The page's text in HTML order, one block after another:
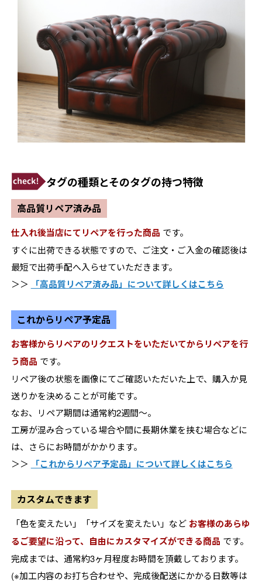
タグの種類とそのタグの持つ特徴
高品質リペア済み品
仕入れ後当店にてリペアを行った商品 です。
すぐに出荷できる状態ですので、ご注文・ご入金の確認後は
最短で出荷手配へ入らせていただきます。
＞＞
「高品質リペア済み品」について詳しくはこちら
これからリペア予定品
お客様からリペアのリクエストをいただいてからリペアを行
う商品 です。
リペア後の状態を画像にてご確認いただいた上で、購入か見
送りかを決めることが可能です。
なお、リペア期間は通常約2週間～。
工房が混み合っている場合や間に長期休業を挟む場合などに
は、さらにお時間がかかります。
＞＞
「これからリペア予定品」について詳しくはこちら
カスタムできます
「色を変えたい」「サイズを変えたい」など お客様のあらゆ
るご要望に沿って、自由にカスタマイズができる商品 です。
完成までは、通常約3ヶ月程度お時間を頂戴しております。
(※加工内容のお打ち合わせや、完成後配送にかかる日数等は